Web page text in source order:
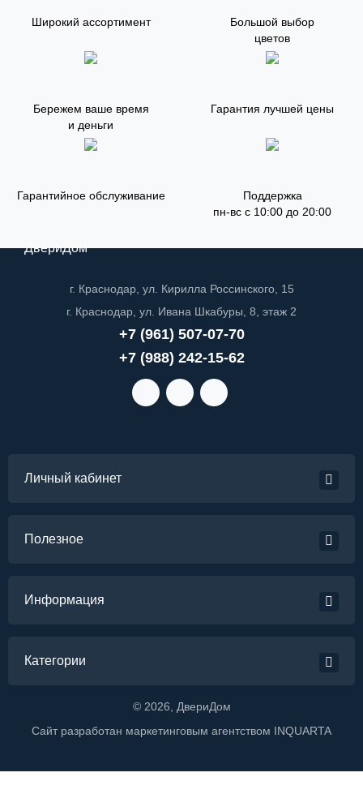
Широкий ассортимент
Большой выбор
цветов
Бережем ваше время
и деньги
Гарантия лучшей цены
Гарантийное обслуживание
Поддержка
пн-вс с 10:00 до 20:00
ДвериДом
г. Краснодар, ул. Кирилла Россинского, 15
г. Краснодар, ул. Ивана Шкабуры, 8, этаж 2
+7 (961) 507-07-70
+7 (988) 242-15-62
Личный кабинет
Полезное
Информация
Категории
© 2026 , ДвериДом
Сайт разработан маркетинговым агентством INQUARTA